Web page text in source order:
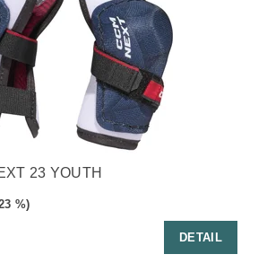
23 YOUTH
%)
DETAIL